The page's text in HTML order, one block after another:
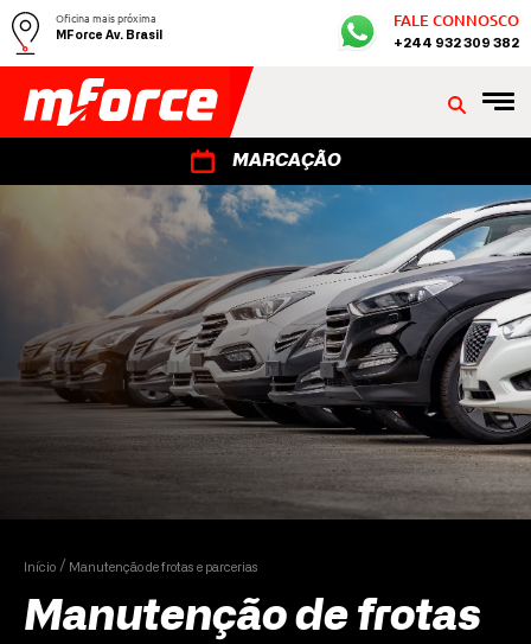
Oficina mais próxima
MForce Av. Brasil
FALE CONNOSCO
+244 932 309 382
MARCAÇÃO
Início Manutenção de frotas e parcerias
Manutenção de frotas